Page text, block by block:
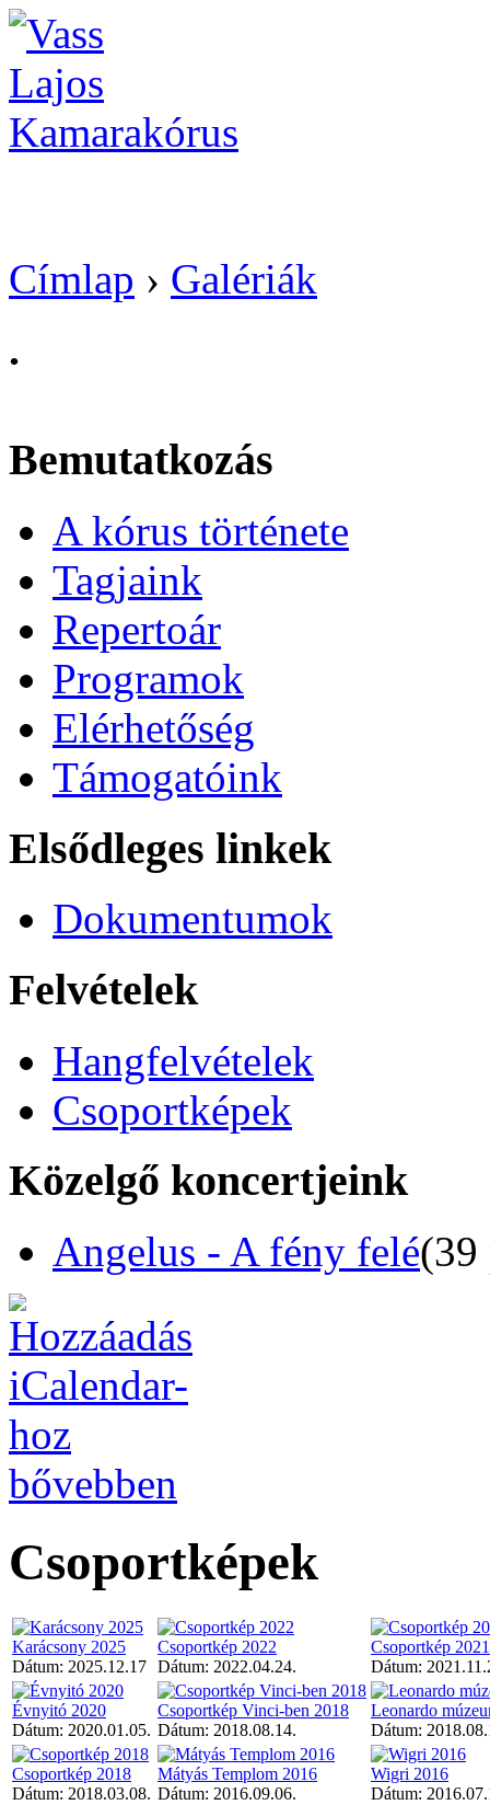
Címlap › Galériák
.
Bemutatkozás
A kórus története
Tagjaink
Repertoár
Programok
Elérhetőség
Támogatóink
Elsődleges linkek
Dokumentumok
Felvételek
Hangfelvételek
Csoportképek
Közelgő koncertjeink
Angelus - A fény felé(39
bővebben
Csoportképek
Karácsony 2025
Dátum: 2025.12.17
Csoportkép 2022
Dátum: 2022.04.24.
Csoportkép 2021
Dátum:
Évnyitó 2020
Dátum: 2020.01.05.
Csoportkép Vinci-ben 2018
Dátum: 2018.08.14.
Leonardo
Dátum:
Csoportkép 2018
Dátum: 2018.03.08.
Mátyás Templom 2016
Dátum: 2016.09.06.
Wigri 2016
Dátum: